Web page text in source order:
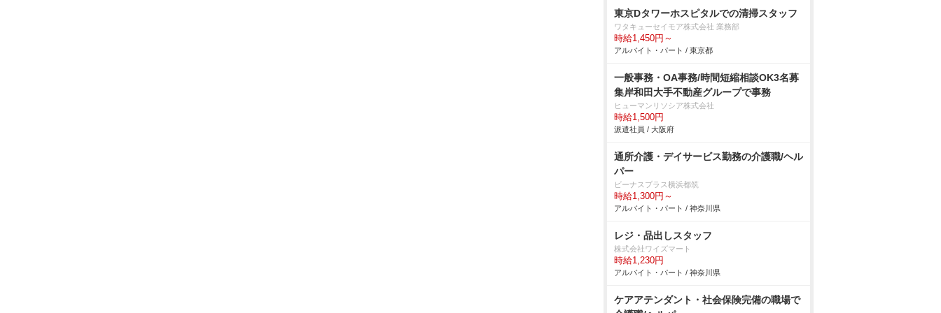
東京Dタワーホスピタルでの清掃スタッフ
ワタキューセイモア株式会社 業務部
時給1,450円～
アルバイト・パート / 東京都
一般事務・OA事務/時間短縮相談OK3名募
集岸和田大手不動産グループで事務
ヒューマンリソシア株式会社
時給1,500円
派遣社員 / 大阪府
通所介護・デイサービス勤務の介護職/ヘル
パー
ビーナスプラス横浜都筑
時給1,300円～
アルバイト・パート / 神奈川県
レジ・品出しスタッフ
株式会社ワイズマート
時給1,230円
アルバイト・パート / 神奈川県
ケアアテンダント・社会保険完備の職場で